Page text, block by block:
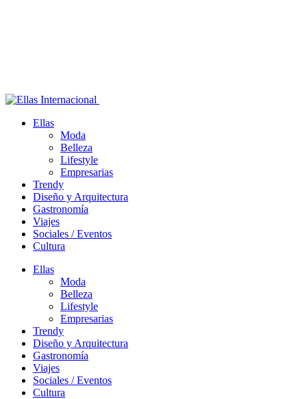
Ellas
Moda
Belleza
Lifestyle
Empresarias
Trendy
Diseño y Arquitectura
Gastronomía
Viajes
Sociales / Eventos
Cultura
Ellas
Moda
Belleza
Lifestyle
Empresarias
Trendy
Diseño y Arquitectura
Gastronomía
Viajes
Sociales / Eventos
Cultura